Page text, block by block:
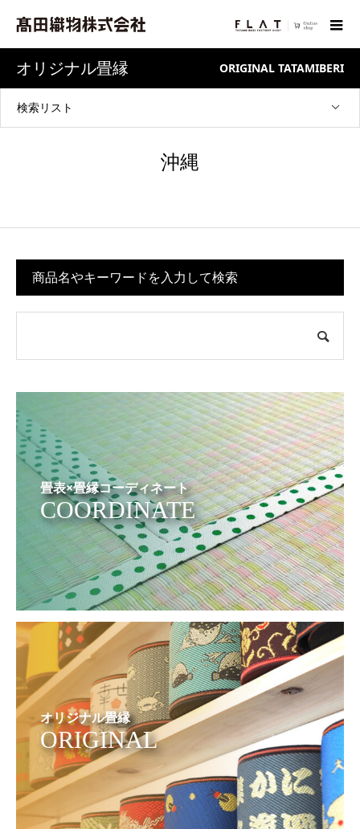
オリジナル畳縁 ORIGINAL TATAMIBERI
検索リスト
沖縄
商品名やキーワードを入力して検索
畳表×畳縁コーディネート
COORDINATE
オリジナル畳縁
ORIGINAL